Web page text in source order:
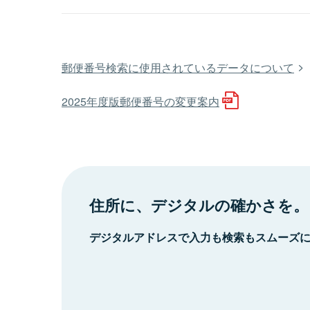
郵便番号検索に使用されているデータについて
2025年度版郵便番号の変更案内
住所に、デジタルの確かさを。
デジタルアドレスで入力も検索もスムーズ